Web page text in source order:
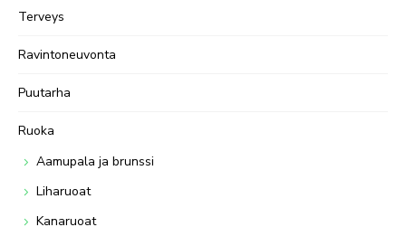
Terveys
Ravintoneuvonta
Puutarha
Ruoka
Aamupala ja brunssi
Liharuoat
Kanaruoat